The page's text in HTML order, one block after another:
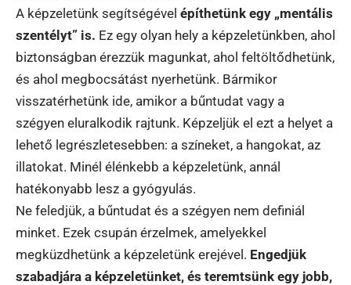
A képzeletünk segítségével építhetünk egy „mentális
szentélyt” is. Ez egy olyan hely a képzeletünkben, ahol
biztonságban érezzük magunkat, ahol feltöltődhetünk,
és ahol megbocsátást nyerhetünk. Bármikor
visszatérhetünk ide, amikor a bűntudat vagy a
szégyen eluralkodik rajtunk. Képzeljük el ezt a helyet a
lehető legrészletesebben: a színeket, a hangokat, az
illatokat. Minél élénkebb a képzeletünk, annál
hatékonyabb lesz a gyógyulás.
Ne feledjük, a bűntudat és a szégyen nem definiál
minket. Ezek csupán érzelmek, amelyekkel
megküzdhetünk a képzeletünk erejével. Engedjük
szabadjára a képzeletünket, és teremtsünk egy jobb,